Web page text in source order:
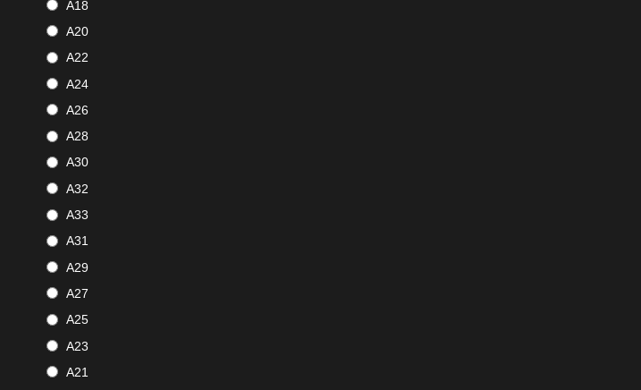
A18
A20
A22
A24
A26
A28
A30
A32
A33
A31
A29
A27
A25
A23
A21